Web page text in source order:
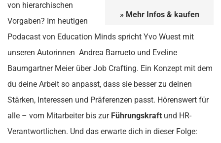
» Mehr Infos & kaufen
von hierarchischen
Vorgaben? Im heutigen
Podacast von Education Minds spricht Yvo Wuest mit
unseren Autorinnen Andrea Barrueto und Eveline
Baumgartner Meier über Job Crafting. Ein Konzept mit dem
du deine Arbeit so anpasst, dass sie besser zu deinen
Stärken, Interessen und Präferenzen passt. Hörenswert für
alle – vom Mitarbeiter bis zur Führungskraft und HR-
Verantwortlichen. Und das erwarte dich in dieser Folge: